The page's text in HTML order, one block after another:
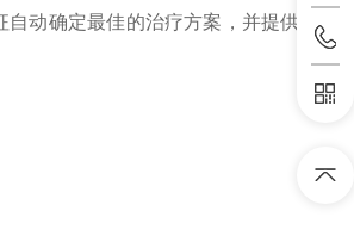
自动确定最佳的治疗方案，并提供针对